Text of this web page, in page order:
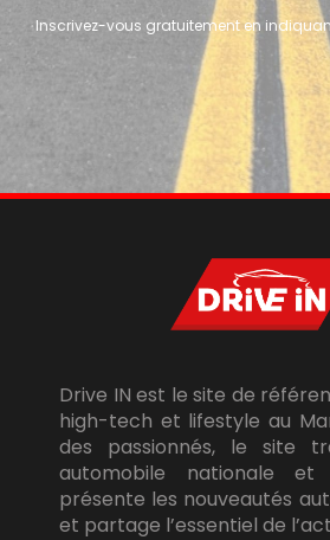
Inscrivez-vous gratuitement en
Drive IN est le site de
high-tech et lifestyle au
des passionnés, le site
automobile nationale et
présente les nouveautés
et partage l’essentiel de